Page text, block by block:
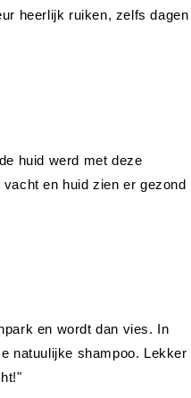
heerlijk ruiken, zelfs dagen
huid werd met deze
en huid zien er gezond
en wordt dan vies. In
natuulijke shampoo. Lekker